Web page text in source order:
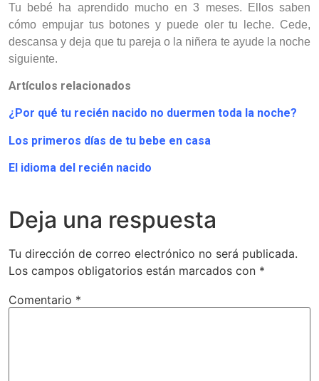
Tu bebé ha aprendido mucho en 3 meses. Ellos saben
cómo empujar tus botones y puede oler tu leche. Cede,
descansa y deja que tu pareja o la niñera te ayude la noche
siguiente.
Artículos relacionados
¿Por qué tu recién nacido no duermen toda la noche?
Los primeros días de tu bebe en casa
El idioma del recién nacido
Deja una respuesta
Tu dirección de correo electrónico no será publicada.
Los campos obligatorios están marcados con *
Comentario *